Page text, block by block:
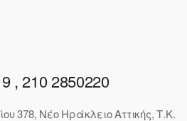
, 210 2850220
378, Νέο Ηράκλειο Αττικής, Τ.Κ.